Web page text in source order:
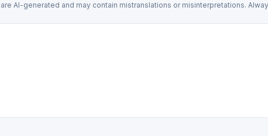
are AI-generated and may contain mistranslations or misinterpretations.